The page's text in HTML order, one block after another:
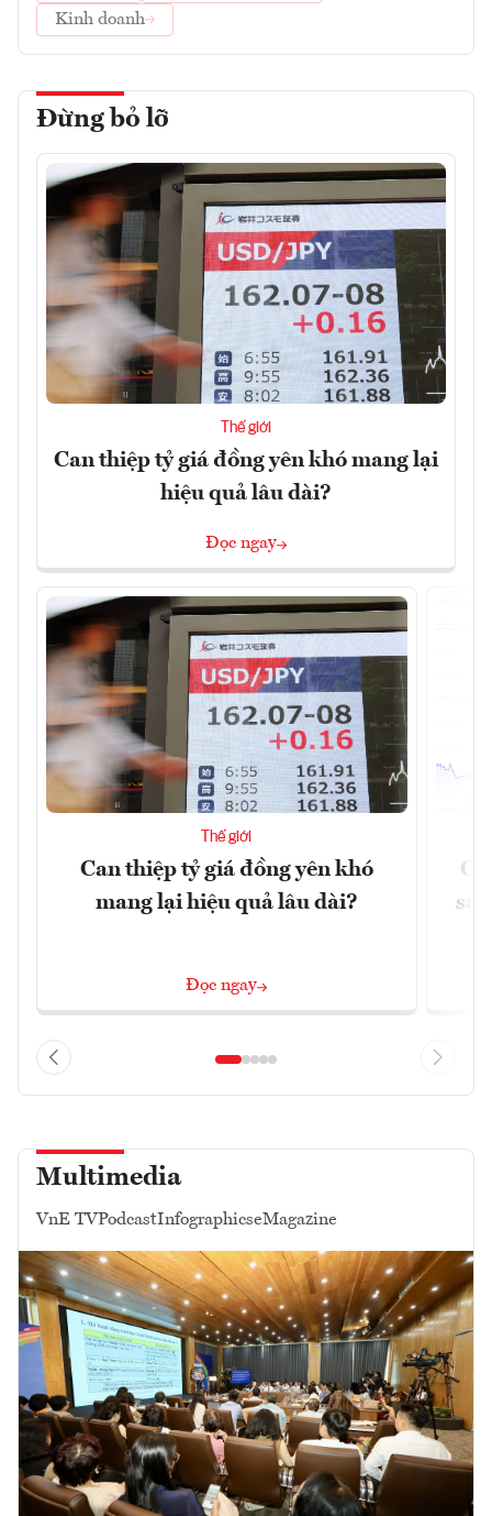
Kinh doanh
Đừng bỏ lỡ
Thế giới
Can thiệp tỷ giá đồng yên khó mang lại
hiệu quả lâu dài?
Đọc ngay
Thế giới
Can thiệp tỷ giá đồng yên khó
mang lại hiệu quả lâu dài?
Đọc ngay
Multimedia
VnE TVPodcastInfographicseMagazine